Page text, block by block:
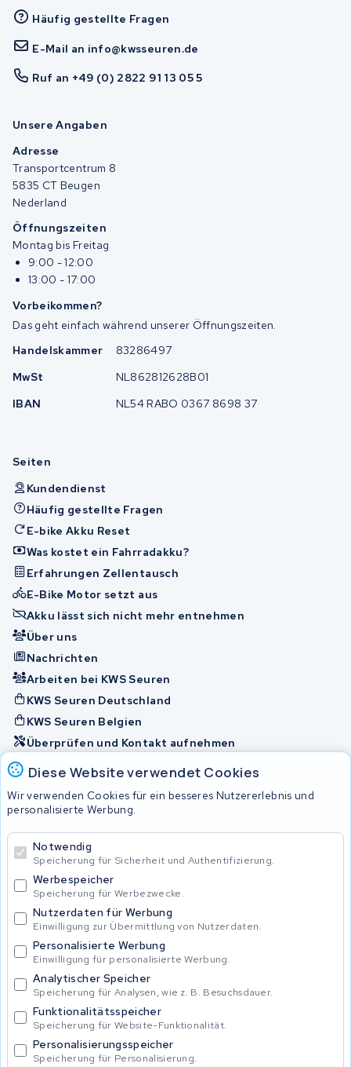
Diese Website verwendet Cookies
Wir verwenden Cookies für ein besseres Nutzererlebnis und
personalisierte Werbung.
Notwendig
Speicherung für Sicherheit und Authentifizierung.
Werbespeicher
Speicherung für Werbezwecke.
Nutzerdaten für Werbung
Einwilligung zur Übermittlung von Nutzerdaten.
Personalisierte Werbung
Einwilligung für personalisierte Werbung.
Analytischer Speicher
Speicherung für Analysen, wie z. B. Besuchsdauer.
Funktionalitätsspeicher
Speicherung für Website-Funktionalität.
Personalisierungsspeicher
Speicherung für Personalisierung.
Häufig gestellte Fragen
E-Mail an info@kwsseuren.de
Ruf an +49 (0) 2822 91 13 05 5
Unsere Angaben
Adresse
Transportcentrum 8
5835 CT Beugen
Nederland
Öffnungszeiten
Montag bis Freitag
9:00 - 12:00
13:00 - 17:00
Vorbeikommen?
Das geht einfach während unserer Öffnungszeiten.
Handelskammer
83286497
MwSt
NL862812628B01
IBAN
NL54 RABO 0367 8698 37
Seiten
Kundendienst
Häufig gestellte Fragen
E-bike Akku Reset
Was kostet ein Fahrradakku?
Erfahrungen Zellentausch
E-Bike Motor setzt aus
Akku lässt sich nicht mehr entnehmen
Über uns
Nachrichten
Arbeiten bei KWS Seuren
KWS Seuren Deutschland
KWS Seuren Belgien
Überprüfen und Kontakt aufnehmen
Allgemeine Geschäftsbedingungen
Privacy Policy